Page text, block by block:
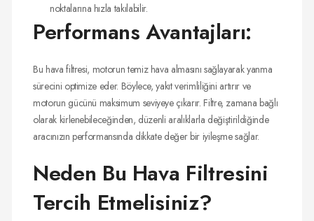
noktalarına hızla takılabilir.
Performans Avantajları:
Bu hava filtresi, motorun temiz hava almasını sağlayarak yanma
sürecini optimize eder. Böylece, yakıt verimliliğini artırır ve
motorun gücünü maksimum seviyeye çıkarır. Filtre, zamana bağlı
olarak kirlenebileceğinden, düzenli aralıklarla değiştirildiğinde
aracınızın performansında dikkate değer bir iyileşme sağlar.
Neden Bu Hava Filtresini
Tercih Etmelisiniz?